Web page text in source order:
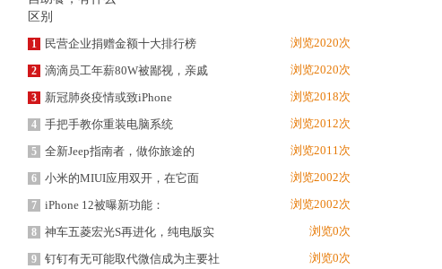
1 民营企业捐赠金额十大排行榜 浏览2020次
2 滴滴员工年薪80W被鄙视，亲戚 浏览2020次
3 新冠肺炎疫情或致iPhone 浏览2018次
4 手把手教你重装电脑系统 浏览2012次
5 全新Jeep指南者，做你旅途的 浏览2011次
6 小米的MIUI应用双开，在它面 浏览2002次
7 iPhone 12被曝新功能： 浏览2002次
8 神车五菱宏光S再进化，纯电版实 浏览0次
9 钉钉有无可能取代微信成为主要社 浏览0次